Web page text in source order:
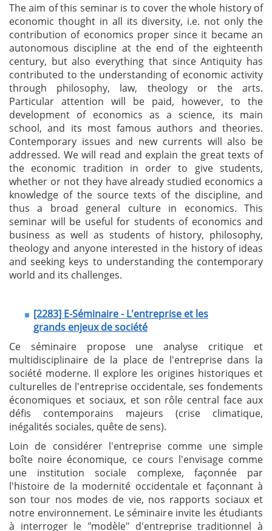
The aim of this seminar is to cover the whole history of
economic thought in all its diversity, i.e. not only the
contribution of economics proper since it became an
autonomous discipline at the end of the eighteenth
century, but also everything that since Antiquity has
contributed to the understanding of economic activity
through philosophy, law, theology or the arts.
Particular attention will be paid, however, to the
development of economics as a science, its main
school, and its most famous authors and theories.
Contemporary issues and new currents will also be
addressed. We will read and explain the great texts of
the economic tradition in order to give students,
whether or not they have already studied economics a
knowledge of the source texts of the discipline, and
thus a broad general culture in economics. This
seminar will be useful for students of economics and
business as well as students of history, philosophy,
theology and anyone interested in the history of ideas
and seeking keys to understanding the contemporary
world and its challenges.
[2283] E-Séminaire - L'entreprise et les
grands enjeux de société
Ce séminaire propose une analyse critique et
multidisciplinaire de la place de l'entreprise dans la
société moderne. Il explore les origines historiques et
culturelles de l'entreprise occidentale, ses fondements
économiques et sociaux, et son rôle central face aux
défis contemporains majeurs (crise climatique,
inégalités sociales, quête de sens).
Loin de considérer l'entreprise comme une simple
boîte noire économique, ce cours l'envisage comme
une institution sociale complexe, façonnée par
l'histoire de la modernité occidentale et façonnant à
son tour nos modes de vie, nos rapports sociaux et
notre environnement. Le séminaire invite les étudiants
à interroger le "modèle" d'entreprise traditionnel à